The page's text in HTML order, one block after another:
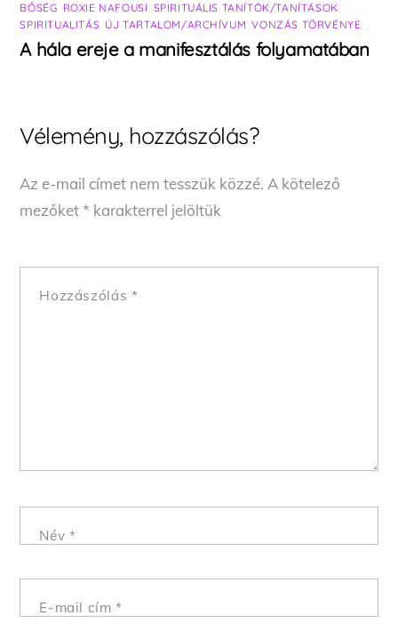
BŐSÉG ROXIE NAFOUSI SPIRITUÁLIS TANÍTÓK/TANÍTÁSOK
SPIRITUALITÁS ÚJ TARTALOM/ARCHÍVUM ,VONZÁS TÖRVÉNYE
A hála ereje a manifesztálás folyamatában
Vélemény, hozzászólás?
Az e-mail címet nem tesszük közzé. A kötelező
mezőket* karakterrel jelöltük
Hozzászólás *
Név *
E-mail cím*